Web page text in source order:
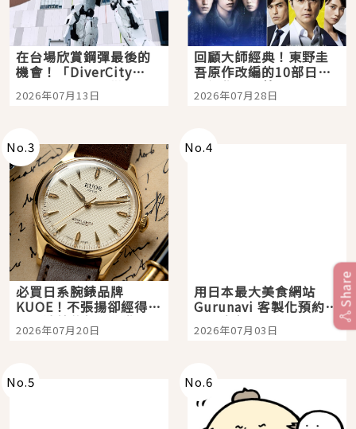
在台場欣賞鋼彈最後的
機會！「DiverCity
Tokyo Plaza」搭船、
購物、美食及夜景，一
2026年07月13日
回顧大師經典！東野圭
吾原作改編的10部日本
影視作品推薦
2026年07月28日
No.3
必買日系腕錶品牌
KUOE！不張揚卻經得起
時間洗鍊的經典之作五
選
2026年07月20日
No.4
用日本最大美食網站
Gurunavi 客製化預約九
大都市餐廳，打造專屬
美食體驗！
2026年07月03日
No.5 No.6
Share